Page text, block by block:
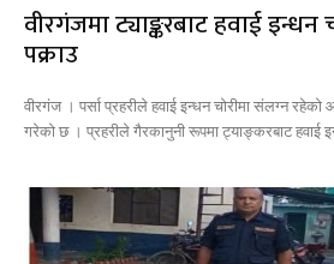
वीरगंजमा ट्याङ्करबाट हवाई
पक्राउ
वीरगंज । पर्सा प्रहरीले हवाई इन्धन चोरीमा संलग्न
गरेको छ । प्रहरीले गैरकानुनी रूपमा ट्याङ्करबाट हवाई